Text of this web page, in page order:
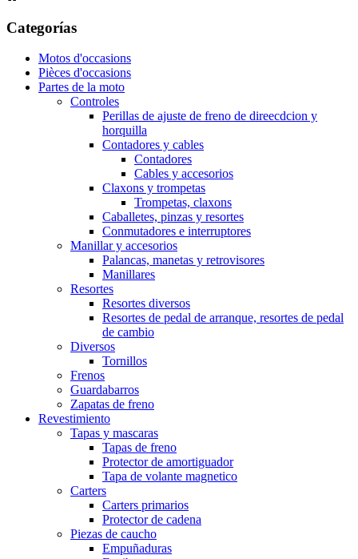
Categorías
Motos d'occasions
Pièces d'occasions
Partes de la moto
Controles
Perillas de ajuste de freno de direecdcion y
horquilla
Contadores y cables
Contadores
Cables y accesorios
Claxons y trompetas
Trompetas, claxons
Caballetes, pinzas y resortes
Conmutadores e interruptores
Manillar y accesorios
Palancas, manetas y retrovisores
Manillares
Resortes
Resortes diversos
Resortes de pedal de arranque, resortes de pedal
de cambio
Diversos
Tornillos
Frenos
Guardabarros
Zapatas de freno
Revestimiento
Tapas y mascaras
Tapas de freno
Protector de amortiguador
Tapa de volante magnetico
Carters
Carters primarios
Protector de cadena
Piezas de caucho
Empuñaduras